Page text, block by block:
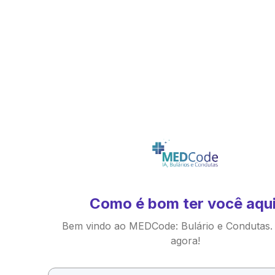
Como é bom ter você
Bem vindo ao MEDCode: Bulário e Condutas.
agora!